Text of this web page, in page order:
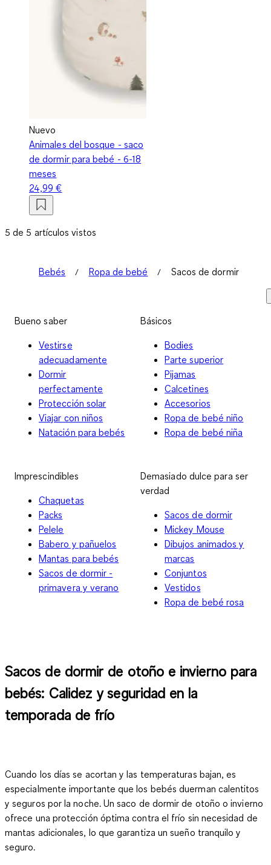
Nuevo
Animales del bosque - saco
de dormir para bebé - 6-18
meses
24,99 €
5 de 5 artículos vistos
Bebés Ropa de bebé Sacos de dormir
Bueno saber
Vestirse
adecuadamente
Dormir
perfectamente
Protección solar
Viajar con niños
Natación para bebés
Básicos
Bodies
Parte superior
Pijamas
Calcetines
Accesorios
Ropa de bebé niño
Ropa de bebé niña
Imprescindibles
Chaquetas
Packs
Pelele
Babero y pañuelos
Mantas para bebés
Sacos de dormir -
primavera y verano
Demasiado dulce para ser
verdad
Sacos de dormir
Mickey Mouse
Dibujos animados y
marcas
Conjuntos
Vestidos
Ropa de bebé rosa
Sacos de dormir de otoño e invierno para
bebés: Calidez y seguridad en la
temporada de frío
Cuando los días se acortan y las temperaturas bajan, es
especialmente importante que los bebés duerman calentitos
y seguros por la noche. Un saco de dormir de otoño o invierno
ofrece una protección óptima contra el frío sin necesidad de
mantas adicionales, lo que garantiza un sueño tranquilo y
seguro.